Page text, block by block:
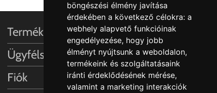
böngészési élmény javítása
érdekében a következő célokra: a
webhely alapvető funkcióinak
engedélyezése, hogy jobb
élményt nyújtsunk a weboldalon,
termékeink és szolgáltatásaink
iránti érdeklődésének mérése,
valamint a marketing interakciók
visszaigazolástól számított 24 órán belül a terméket
lemondhatja, vagy kérheti a személyes átvételre való
módosítását.
FIGYELEM!!
KERÁMIA TERMÉKEK SZÁLLÍTATÁSA NEM, VAGY CSAK
A MEGRENDELŐ KIFEJEZETT KÉRÉSÉRE ÉS
FELELŐSSÉGÉRE LEHETSÉGES!!
Termékinformációk
Ügyfélszolgálat
Fiók